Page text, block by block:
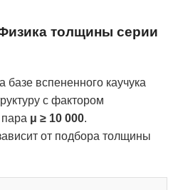
толщины серии
вспененного каучука
с фактором
μ ≥ 10 000.
от подбора толщины